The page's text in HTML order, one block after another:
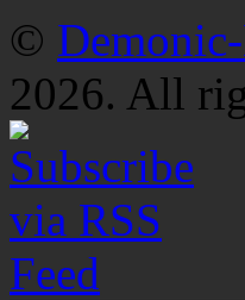
©
2026. All